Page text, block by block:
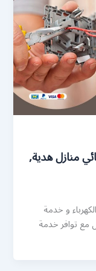
فني كهربائي منازل هدية,
و خدمة
مع توافر خدمة